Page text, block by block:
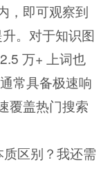
，即可观察到
。对于知识图
万+ 上词也
常具备极速响
覆盖热门搜索
区别？我还需